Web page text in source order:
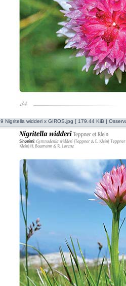
9 Nigritella widderi x GIROS.jpg [ 179.44 KiB |